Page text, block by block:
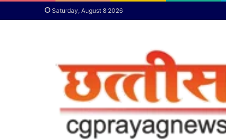
Saturday, August 8 2026